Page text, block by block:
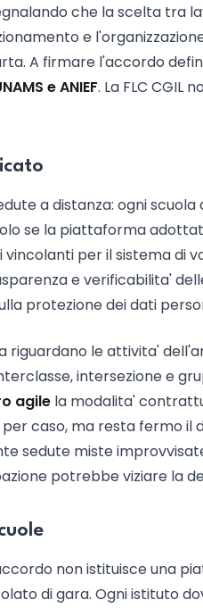
che la scelta tra
e
A firmare l'accordo
e ANIEF. La FLC CGIL
a distanza: ogni
se la piattaforma
per il sistema di
e verificabilita'
protezione dei dati
riguardano le attivita'
intersezione e
agile la modalita'
caso, ma resta fermo
sedute miste
potrebbe viziare la
non istituisce una
di gara. Ogni istituto